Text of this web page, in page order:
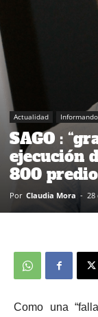
Actualidad
SAGO :
ejecución
800
Por Claudia Mora - 28
Como una